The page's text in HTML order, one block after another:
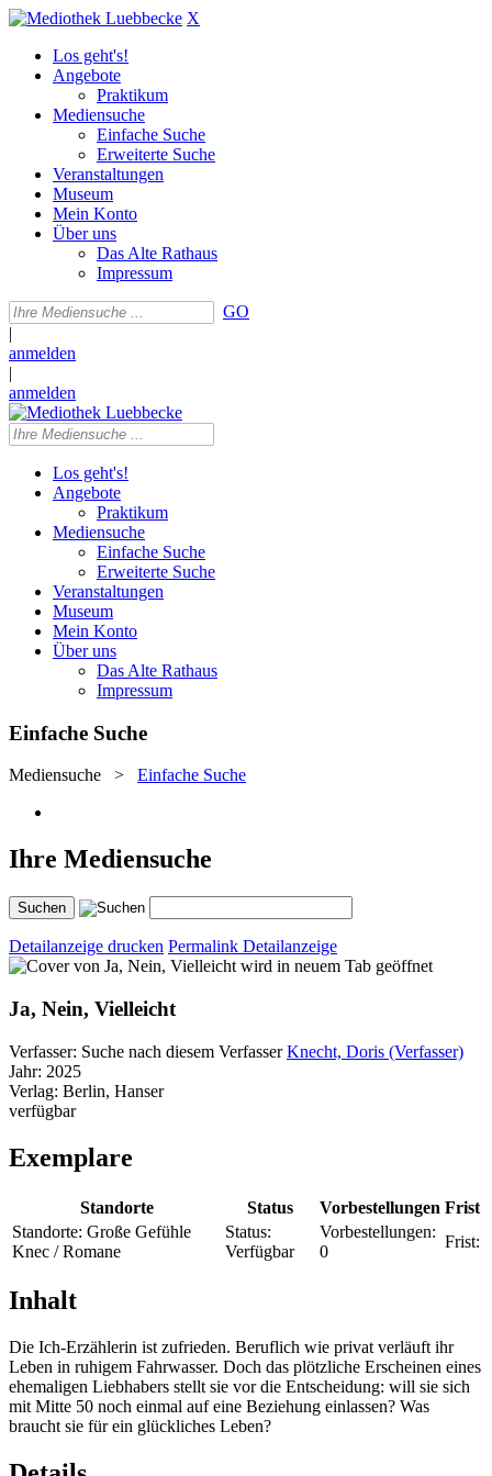
X
Los geht's!
Angebote
Praktikum
Mediensuche
Einfache Suche
Erweiterte Suche
Veranstaltungen
Museum
Mein Konto
Über uns
Das Alte Rathaus
Impressum
GO
|
anmelden
|
anmelden
Los geht's!
Angebote
Praktikum
Mediensuche
Einfache Suche
Erweiterte Suche
Veranstaltungen
Museum
Mein Konto
Über uns
Das Alte Rathaus
Impressum
Einfache Suche
Mediensuche > Einfache Suche
Ihre Mediensuche
Detailanzeige drucken Permalink Detailanzeige
wird in neuem Tab geöffnet
Ja, Nein, Vielleicht
Verfasser: Suche nach diesem Verfasser Knecht, Doris (Verfasser)
Jahr: 2025
Verlag: Berlin, Hanser
verfügbar
Exemplare
Standorte Status Vorbestellungen Frist
Standorte: Große Gefühle
Knec / Romane
Status:
Verfügbar
Vorbestellungen:
0
Frist:
Inhalt
Die Ich-Erzählerin ist zufrieden. Beruflich wie privat verläuft ihr
Leben in ruhigem Fahrwasser. Doch das plötzliche Erscheinen eines
ehemaligen Liebhabers stellt sie vor die Entscheidung: will sie sich
mit Mitte 50 noch einmal auf eine Beziehung einlassen? Was
braucht sie für ein glückliches Leben?